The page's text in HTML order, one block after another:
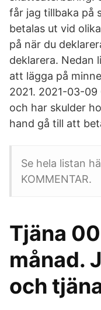
får jag tillbaka på
betalas ut vid
på när du
deklarera. Nedan
att lägga på
2021. 2021-03-
och har skulder
hand gå till att
Se hela listan
KOMMENTAR.
Tjäna
månad.
och